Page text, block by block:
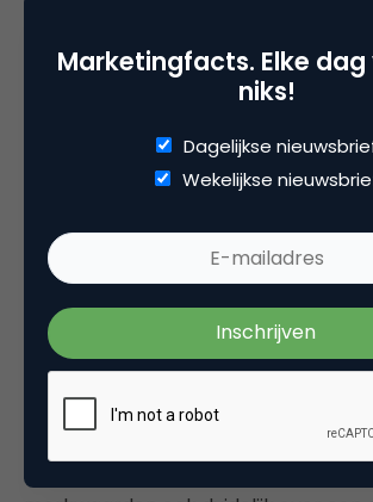
Gezien de technologische
werkgevers hun medewerkers geen
employment meer bieden. Ook
steeds minder vanzelfsprekend.
immers de trend. Wees naast de
Marketingfacts. Elke dag
niks!
Dagelijkse
Wekelijkse